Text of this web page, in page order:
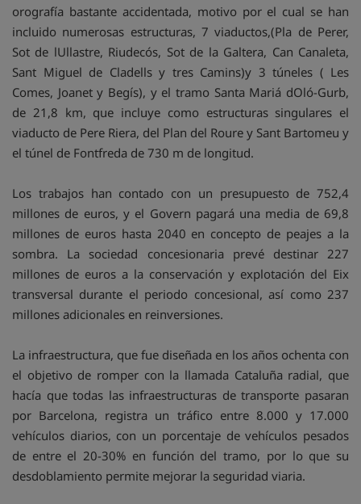
orografía bastante accidentada, motivo por el cual se han
incluido numerosas estructuras, 7 viaductos,(Pla de Perer,
Sot de lUllastre, Riudecós, Sot de la Galtera, Can Canaleta,
Sant Miguel de Cladells y tres Camins)y 3 túneles ( Les
Comes, Joanet y Begís), y el tramo Santa Mariá dOló-Gurb,
de 21,8 km, que incluye como estructuras singulares el
viaducto de Pere Riera, del Plan del Roure y Sant Bartomeu y
el túnel de Fontfreda de 730 m de longitud.
Los trabajos han contado con un presupuesto de 752,4
millones de euros, y el Govern pagará una media de 69,8
millones de euros hasta 2040 en concepto de peajes a la
sombra. La sociedad concesionaria prevé destinar 227
millones de euros a la conservación y explotación del Eix
transversal durante el periodo concesional, así como 237
millones adicionales en reinversiones.
La infraestructura, que fue diseñada en los años ochenta con
el objetivo de romper con la llamada Cataluña radial, que
hacía que todas las infraestructuras de transporte pasaran
por Barcelona, registra un tráfico entre 8.000 y 17.000
vehículos diarios, con un porcentaje de vehículos pesados
de entre el 20-30% en función del tramo, por lo que su
desdoblamiento permite mejorar la seguridad viaria.